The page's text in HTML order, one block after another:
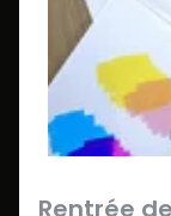
Rentrée